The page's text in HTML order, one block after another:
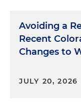
Avoiding a
Recent
Changes to
JULY 20, 2026